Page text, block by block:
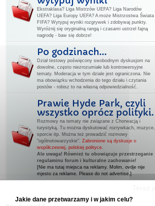
Ekstraklasa? Liga Mistrzów UEFA? Liga Narodów
UEFA? Liga Europy UEFA? A może Mistrzostwa Świata
FIFA? Wytypuj wyniki rozgrywek i zdobywaj punkty.
Wyróżnij się oryginalną rangą i czasami ustrzel fajną
nagrodę - baw się dobrze!
Po godzinach...
Dział testowy poświęcony swobodnym dyskusjom na
dowolne, często niezrozumiałe lub kontrowersyjne
tematy. Moderacja w tym dziale jest ograniczona. Nie
ma obowiązku wchodzenia do tego działu i czytania
postów - robisz to na własną odpowiedzialność.
Prawie Hyde Park, czyli
wszystko oprócz polityki.
Rozmowy na tematy nie związane z Chorwacją i
turystyką. Tu można dyskutować rozrywkach, muzyce,
sporcie itp. Można też prowadzić rozmowy
"ogólnotowarzyskie". Zabronione są dyskusje o
współczesnej, polskiej polityce.
Ale uwaga! Również tu obowiązuje przestrzeganie
regulaminu forum i kulturalne zachowanie!
[Nie ma tutaj miejsca na reklamy. Molim, ovdje nije
mjesto za reklame. Please do not advertise.]
Jakie dane przetwarzamy i w jakim celu?